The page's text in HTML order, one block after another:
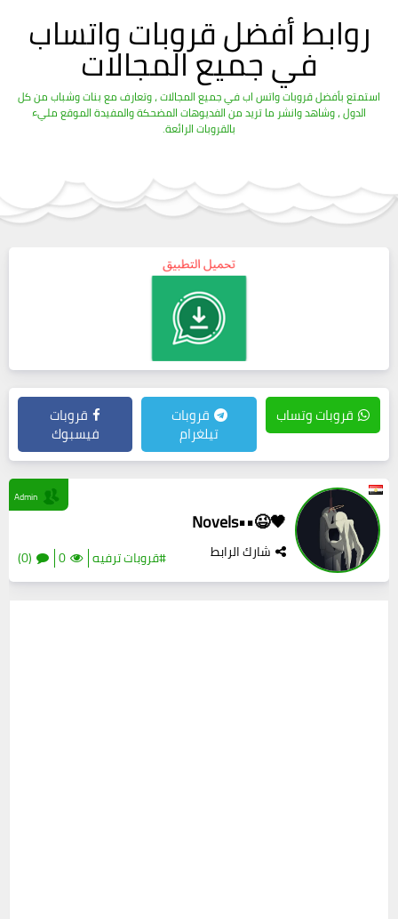
روابط أفضل قروبات واتساب
في جميع المجالات
استمتع بأفضل قروبات واتس اب في جميع المجالات ، وتعارف مع بنات وشباب من كل
الدول ، وشاهد وانشر ما تريد من الفديوهات المضحكة والمفيدة الموقع مليء
بالقروبات الرائعة.
قروبات وتساب قروبات
تيلغرام
قروبات
فيسبوك
🖤😉••Novels
شارك الرابط #قروبات ترفيه 0
(0)
Admin